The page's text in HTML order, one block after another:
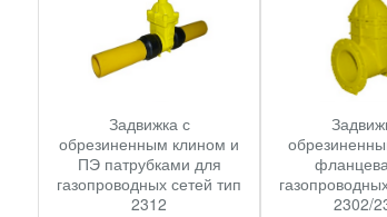
Задвижка с
обрезиненным клином и
ПЭ патрубками для
газопроводных сетей тип
2312
2302/